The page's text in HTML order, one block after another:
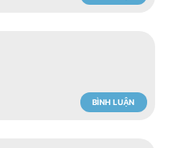
BÌNH LUẬN